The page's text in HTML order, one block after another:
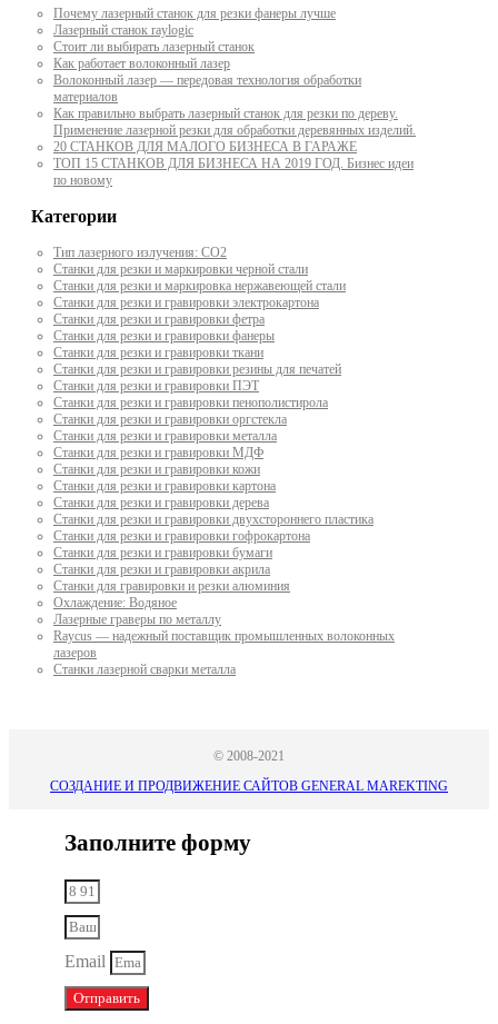
Почему лазерный станок для резки фанеры лучше
Лазерный станок raylogic
Стоит ли выбирать лазерный станок
Как работает волоконный лазер
Волоконный лазер — передовая технология обработки
материалов
Как правильно выбрать лазерный станок для резки по дереву.
Применение лазерной резки для обработки деревянных изделий.
20 СТАНКОВ ДЛЯ МАЛОГО БИЗНЕСА В ГАРАЖЕ
ТОП 15 СТАНКОВ ДЛЯ БИЗНЕСА НА 2019 ГОД. Бизнес идеи
по новому
Категории
Тип лазерного излучения: СО2
Станки для резки и маркировки черной стали
Станки для резки и маркировка нержавеющей стали
Станки для резки и гравировки электрокартона
Станки для резки и гравировки фетра
Станки для резки и гравировки фанеры
Станки для резки и гравировки ткани
Станки для резки и гравировки резины для печатей
Станки для резки и гравировки ПЭТ
Станки для резки и гравировки пенополистирола
Станки для резки и гравировки оргстекла
Станки для резки и гравировки металла
Станки для резки и гравировки МДФ
Станки для резки и гравировки кожи
Станки для резки и гравировки картона
Станки для резки и гравировки дерева
Станки для резки и гравировки двухстороннего пластика
Станки для резки и гравировки гофрокартона
Станки для резки и гравировки бумаги
Станки для резки и гравировки акрила
Станки для гравировки и резки алюминия
Охлаждение: Водяное
Лазерные граверы по металлу
Raycus — надежный поставщик промышленных волоконных
лазеров
Cтанки лазерной сварки металла
© 2008-2021
СОЗДАНИЕ И ПРОДВИЖЕНИЕ САЙТОВ GENERAL MAREKTING
Заполните форму
Email
Отправить